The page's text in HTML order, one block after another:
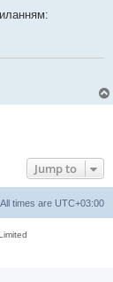
Jump to
All times are UTC+03:00